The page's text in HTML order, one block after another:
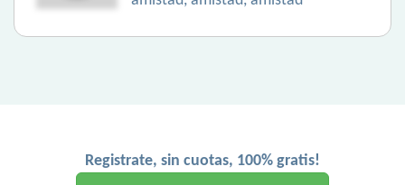
Registrate, sin cuotas, 100% gratis!